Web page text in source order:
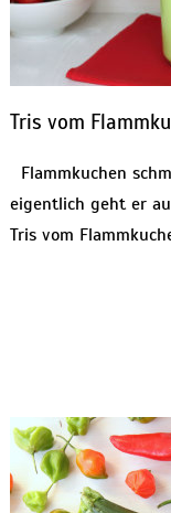
Tris vom
Flammkuchen
eigentlich geht er
Tris vom